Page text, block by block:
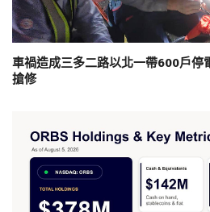
車禍造成三多二路以北一帶600戶停
搶修